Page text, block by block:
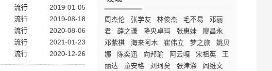
周杰伦 张学友 林俊杰 毛不易
邓丽
君
薛之谦 降央卓玛 张惠妹
廖昌永
邓紫棋
海来阿木 崔伟立 梦之旅
姚贝
娜
陈奕迅 向邦瑜 阿云嘎 宋祖英
王
丽达
童安格 刘珂矣 张津涤
阎维文
流行
2019-01-05
流行
2019-08-18
流行
2020-08-06
流行
2021-01-23
流行 2020-12-26